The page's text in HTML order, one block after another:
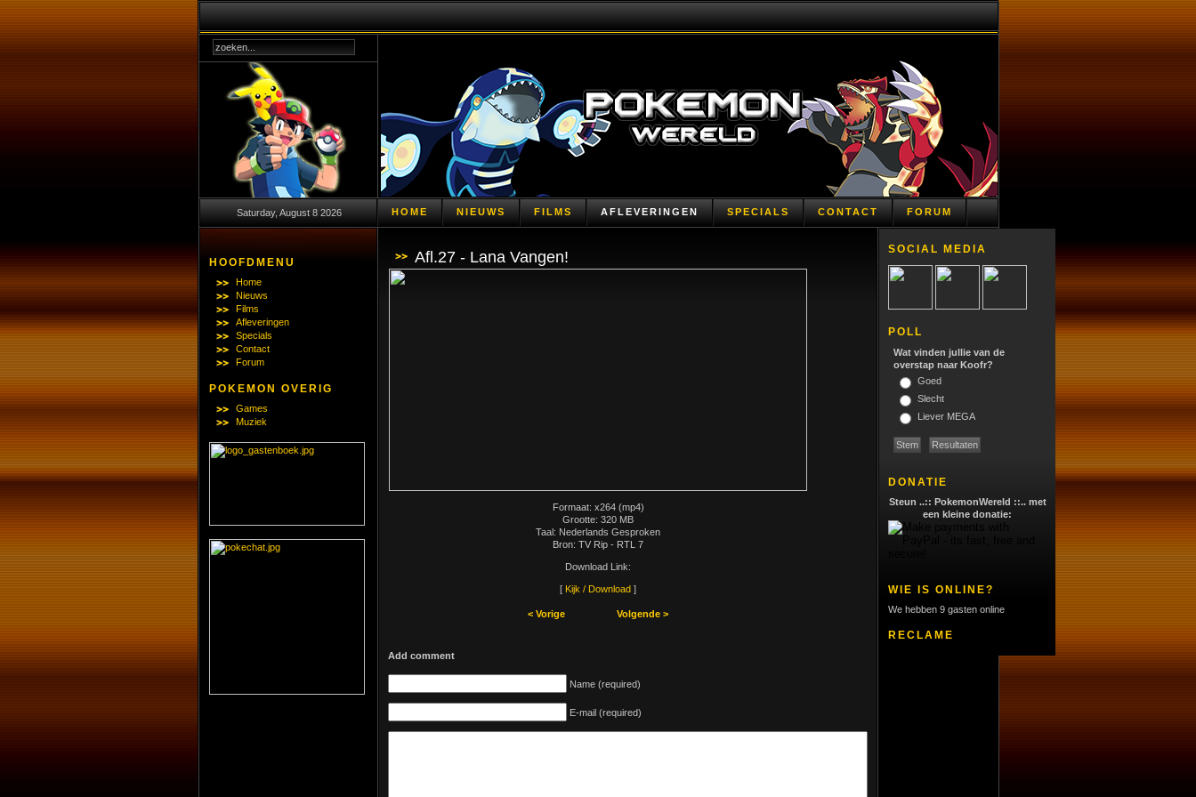
Saturday, August 8 2026 HOME NIEUWS FILMS AFLEVERINGEN SPECIALS CONTACT FORUM
HOOFDMENU
Home
Nieuws
Films
Afleveringen
Specials
Contact
Forum
POKEMON OVERIG
Games
Muziek
Afl.27 - Lana Vangen!
Formaat: x264 (mp4)
Grootte: 320 MB
Taal: Nederlands Gesproken
Bron: TV Rip - RTL 7
Download Link:
[ Kijk / Download ]
< Vorige Volgende >
Add comment
Name (required)
E-mail (required)
SOCIAL MEDIA
POLL
Wat vinden jullie van de
overstap naar Koofr?
Goed
Slecht
Liever MEGA
DONATIE
Steun ..:: PokemonWereld ::.. met
een kleine donatie:
WIE IS ONLINE?
We hebben 9 gasten online
RECLAME